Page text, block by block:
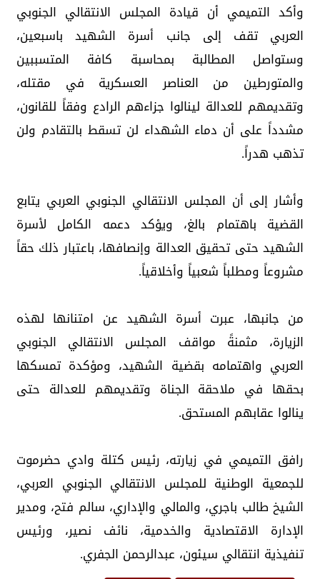
وأكد التميمي أن قيادة المجلس الانتقالي الجنوبي
العربي تقف إلى جانب أسرة الشهيد باسبعين،
وستواصل المطالبة بمحاسبة كافة المتسببين
والمتورطين من العناصر العسكرية في مقتله،
وتقديمهم للعدالة لينالوا جزاءهم الرادع وفقاً للقانون،
مشدداً على أن دماء الشهداء لن تسقط بالتقادم ولن
تذهب هدراً.
وأشار إلى أن المجلس الانتقالي الجنوبي العربي يتابع
القضية باهتمام بالغ، ويؤكد دعمه الكامل لأسرة
الشهيد حتى تحقيق العدالة وإنصافها، باعتبار ذلك حقاً
مشروعاً ومطلباً شعبياً وأخلاقياً.
من جانبها، عبرت أسرة الشهيد عن امتنانها لهذه
الزيارة، مثمنةً مواقف المجلس الانتقالي الجنوبي
العربي واهتمامه بقضية الشهيد، ومؤكدة تمسكها
بحقها في ملاحقة الجناة وتقديمهم للعدالة حتى
ينالوا عقابهم المستحق.
رافق التميمي في زيارته، رئيس كتلة وادي حضرموت
للجمعية الوطنية للمجلس الانتقالي الجنوبي العربي،
الشيخ طالب باجري، والمالي والإداري، سالم فتح، ومدير
الإدارة الاقتصادية والخدمية، نائف نصير، ورئيس
تنفيذية انتقالي سيئون، عبدالرحمن الجفري.